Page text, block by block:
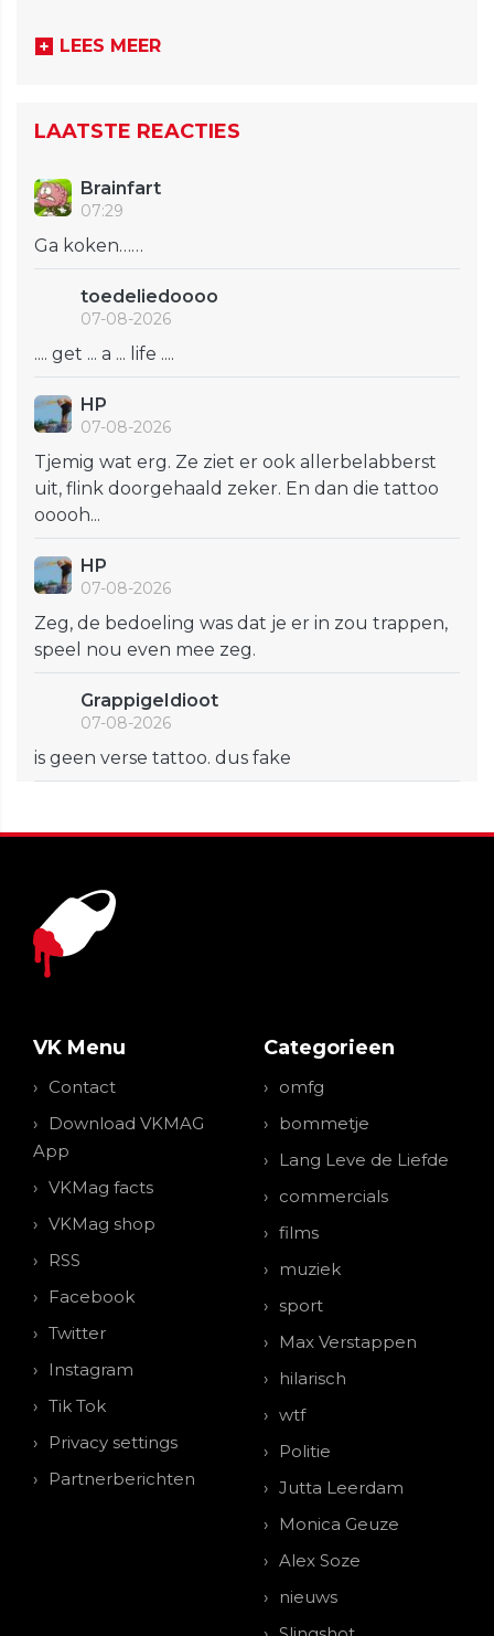
LEES MEER
LAATSTE REACTIES
Brainfart
07:29
Ga koken……
toedeliedoooo
07-08-2026
.... get ... a ... life ....
HP
07-08-2026
Tjemig wat erg. Ze ziet er ook allerbelabberst
uit, flink doorgehaald zeker. En dan die tattoo
ooooh...
HP
07-08-2026
Zeg, de bedoeling was dat je er in zou trappen,
speel nou even mee zeg.
GrappigeIdioot
07-08-2026
is geen verse tattoo. dus fake
VK Menu
Contact
Download VKMAG
App
VKMag facts
VKMag shop
RSS
Facebook
Twitter
Instagram
Tik Tok
Privacy settings
Partnerberichten
Categorieen
omfg
bommetje
Lang Leve de Liefde
commercials
films
muziek
sport
Max Verstappen
hilarisch
wtf
Politie
Jutta Leerdam
Monica Geuze
Alex Soze
nieuws